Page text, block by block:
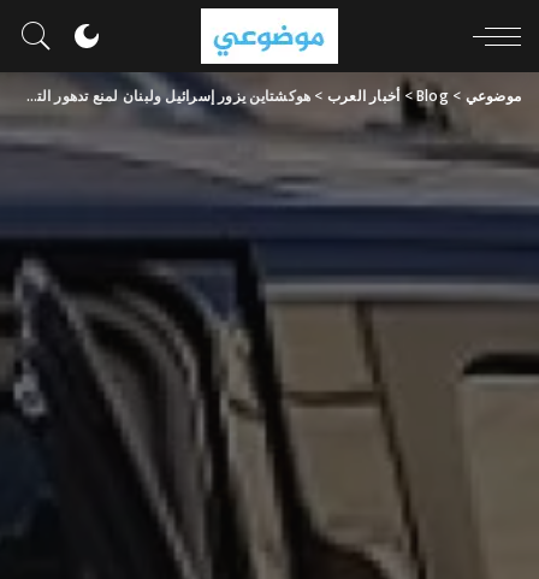
موضوعي >
Blog
> أخبار العرب > هوكشتاين يزور إسرائيل ولبنان لمنع تدهور التصعيد إلى حرب شاملة